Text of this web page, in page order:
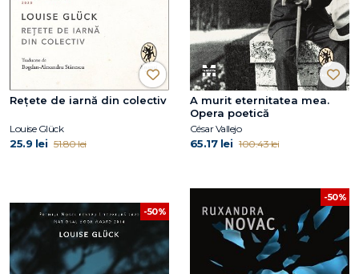
Rețete de iarnă din colectiv
Louise Glück
25.9 lei 51.80 lei
A murit eternitatea mea.
Opera poetică
César Vallejo
65.17 lei 100.43 lei
-50%
-50%